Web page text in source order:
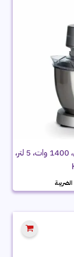
عجان ستاند كينوود مع دورق خلاط زجاجي، 1400 وات، 5 لتر،